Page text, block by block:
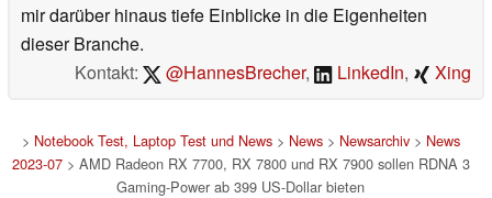
mir darüber hinaus tiefe Einblicke in die Eigenheiten
dieser Branche.
Kontakt:
@HannesBrecher, LinkedIn, Xing
> Notebook Test, Laptop Test und News> News> Newsarchiv> News
2023-07> AMD Radeon RX 7700, RX 7800 und RX 7900 sollen RDNA 3
Gaming-Power ab 399 US-Dollar bieten